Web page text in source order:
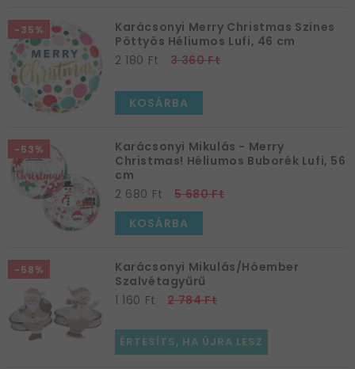
-35%
Karácsonyi Merry Christmas Színes
Pöttyös Héliumos Lufi, 46 cm
2 180 Ft
3 360 Ft
KOSÁRBA
-53%
Karácsonyi Mikulás - Merry
Christmas! Héliumos Buborék Lufi, 56
cm
2 680 Ft
5 680 Ft
KOSÁRBA
-58%
Karácsonyi Mikulás/Hóember
Szalvétagyűrű
1 160 Ft
2 784 Ft
ÉRTESÍTS, HA ÚJRA LESZ